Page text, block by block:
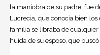
la maniobra de su padre, fue
Lucrecia, que conocía bien
familia se libraba de
huida de su esposo, que